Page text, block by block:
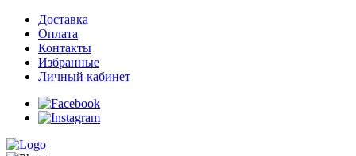
Доставка
Оплата
Контакты
Избранные
Личный кабинет